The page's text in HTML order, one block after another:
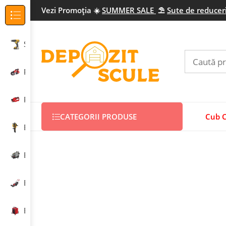
Vezi Promoția ☀️SUMMER SALE ⛱️ Sute de
CATEGORII PRODUSE Cub
Categorii Produse
Scule electrice profesionale
Prelucrarea metalului
Prelucrarea lemnului
Echipamente construcții
Echipamente curățenie
Echipamente grădinărit
Echipamente încălzire